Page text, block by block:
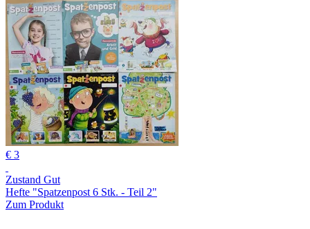
€ 3
Zustand Gut
Hefte "Spatzenpost 6 Stk. - Teil 2"
Zum Produkt